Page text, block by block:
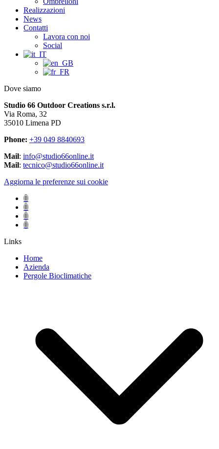
Realizzazioni
News
Contatti
Lavora con noi
Social
Dove siamo
Studio 66 Outdoor Creations s.r.l.
Via Roma, 32
35010 Limena PD
Phone: +39 049 8840693
Mail: info@studio66online.it
Mail: tecnico@studio66online.it
Aggiorna le preferenze sui cookie
Links
Home
Azienda
Pergole Bioclimatiche